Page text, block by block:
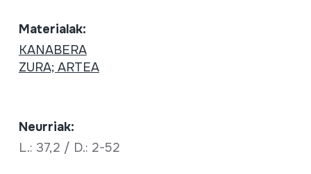
Materialak:
KANABERA
ZURA; ARTEA
Neurriak:
L.: 37,2 / D.: 2-52